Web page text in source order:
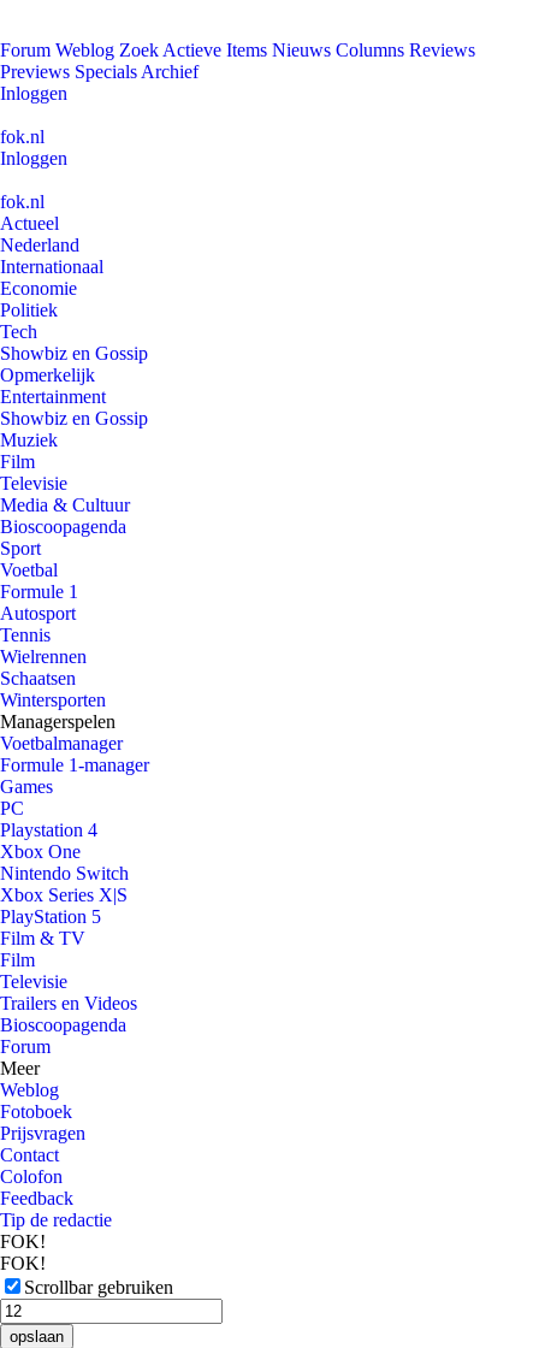
Forum Weblog Zoek Actieve Items Nieuws Columns Reviews
Previews Specials Archief
Inloggen
fok.nl
Inloggen
fok.nl
Actueel
Nederland
Internationaal
Economie
Politiek
Tech
Showbiz en Gossip
Opmerkelijk
Entertainment
Showbiz en Gossip
Muziek
Film
Televisie
Media & Cultuur
Bioscoopagenda
Sport
Voetbal
Formule 1
Autosport
Tennis
Wielrennen
Schaatsen
Wintersporten
Managerspelen
Voetbalmanager
Formule 1-manager
Games
PC
Playstation 4
Xbox One
Nintendo Switch
Xbox Series X|S
PlayStation 5
Film & TV
Film
Televisie
Trailers en Videos
Bioscoopagenda
Forum
Meer
Weblog
Fotoboek
Prijsvragen
Contact
Colofon
Feedback
Tip de redactie
FOK!
FOK!
Scrollbar gebruiken
opslaan